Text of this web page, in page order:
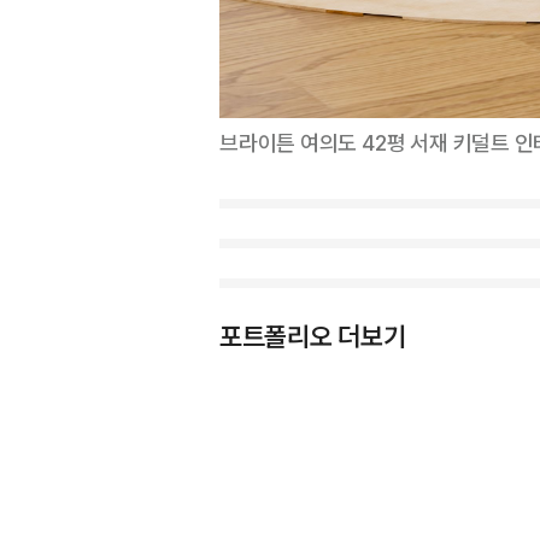
브라이튼 여의도 42평 서재 키덜트 인
포트폴리오 더보기